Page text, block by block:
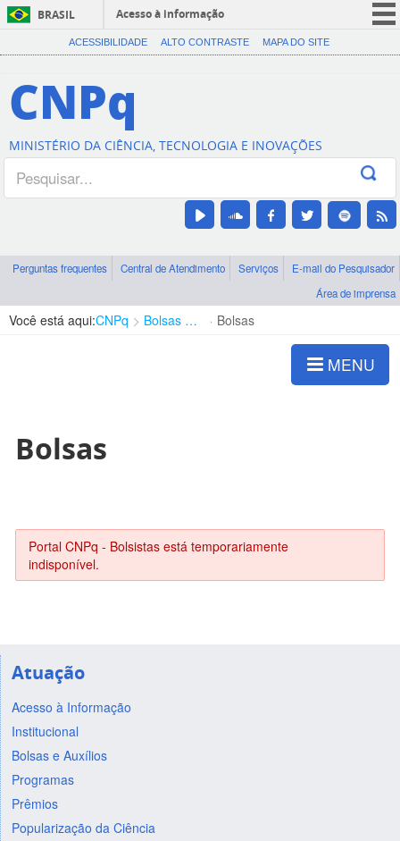
BRASIL
Acesso à informação
CORONAVÍRUS (COVID-19)
Canais
ACESSIBILIDADE ALTO CONTRASTE MAPA DO SITE
CNPq
MINISTÉRIO DA CIÊNCIA, TECNOLOGIA E INOVAÇÕES
Perguntas frequentes Central de Atendimento Serviços
E-mail do Pesquisador
Área de imprensa
Você está aqui:CNPq Bolsas e Auxílios Vigentes Bolsas
MENU
Bolsas
Portal CNPq - Bolsistas está temporariamente
indisponível.
Atuação
Acesso à Informação
Institucional
Bolsas e Auxílios
Programas
Prêmios
Popularização da Ciência